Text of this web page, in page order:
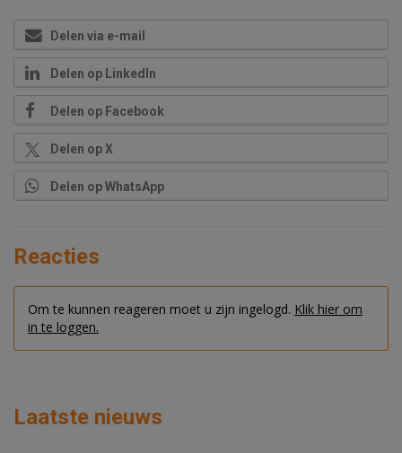
Delen via e-mail
Delen op LinkedIn
Delen op Facebook
Delen op X
Delen op WhatsApp
Reacties
Om te kunnen reageren moet u zijn ingelogd. Klik hier om
in te loggen.
Laatste nieuws